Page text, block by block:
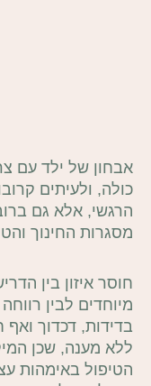
אבחון של ילד עם
כולה, ולעיתים
הרגשי, אלא גם
מסגרות החינוך
חוסר איזון בין
מיוחדים לבין
בדידות, דכדוך
ללא מענה, שכן
הטיפול באימהות